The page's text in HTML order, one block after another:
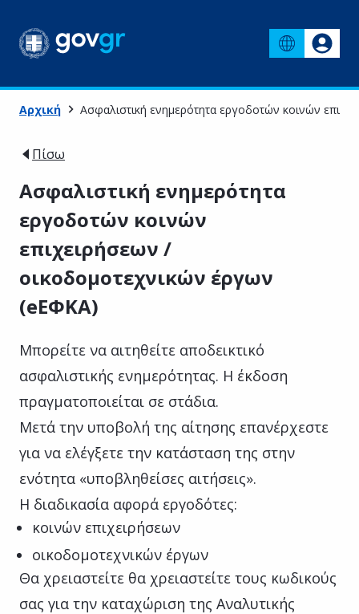
Αρχική Ασφαλιστική ενημερότητα εργοδοτών κοινών
Πίσω
Ασφαλιστική ενημερότητα
εργοδοτών κοινών
επιχειρήσεων /
οικοδομοτεχνικών έργων
(eΕΦΚΑ)
Μπορείτε να αιτηθείτε αποδεικτικό
ασφαλιστικής ενημερότητας. Η έκδοση
πραγματοποιείται σε στάδια.
Μετά την υποβολή της αίτησης επανέρχεστε
για να ελέγξετε την κατάσταση της στην
ενότητα «υποβληθείσες αιτήσεις».
Η διαδικασία αφορά εργοδότες:
κοινών επιχειρήσεων
οικοδομοτεχνικών έργων
Θα χρειαστείτε θα χρειαστείτε τους κωδικούς
σας για την καταχώριση της Αναλυτικής